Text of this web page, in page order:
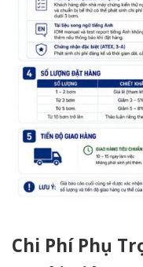
Chi Phí Phụ